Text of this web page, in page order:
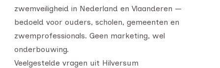
zwemveiligheid in Nederland en Vlaanderen —
bedoeld voor ouders, scholen, gemeenten en
zwemprofessionals. Geen marketing, wel
onderbouwing.
Veelgestelde vragen uit Hilversum